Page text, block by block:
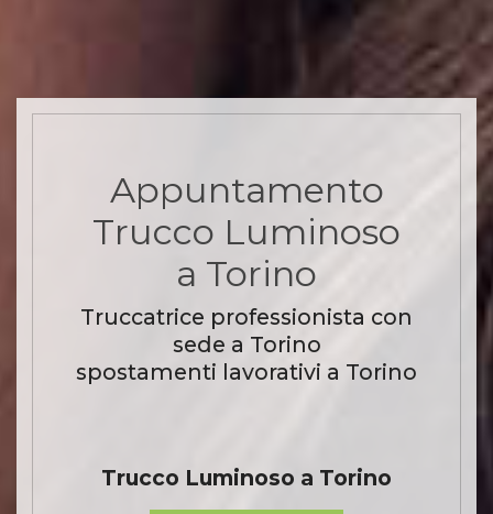
Appuntamento
Trucco Luminoso
a Torino
Truccatrice professionista con
sede a Torino
spostamenti lavorativi a Torino
Trucco Luminoso a Torino